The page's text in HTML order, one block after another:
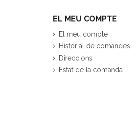
EL MEU COMPTE
El meu compte
Historial de comandes
Direccions
Estat de la comanda